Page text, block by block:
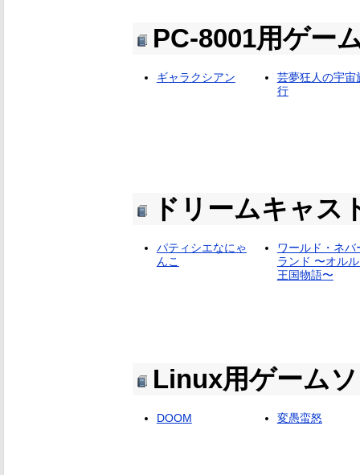
PC-8001用ゲー
ギャラクシアン
芸夢狂人の宇宙
行
ドリームキャス
パティシエなにゃ
んこ
ワールド・ネバ
ランド 〜オル
王国物語〜
Linux用ゲーム
DOOM 変愚蛮怒